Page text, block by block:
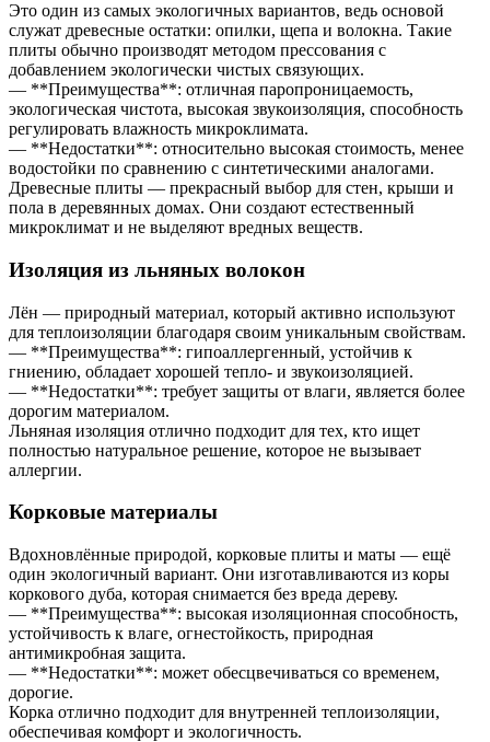
Это один из самых экологичных вариантов, ведь основой
служат древесные остатки: опилки, щепа и волокна. Такие
плиты обычно производят методом прессования с
добавлением экологически чистых связующих.
— **Преимущества**: отличная паропроницаемость,
экологическая чистота, высокая звукоизоляция, способность
регулировать влажность микроклимата.
— **Недостатки**: относительно высокая стоимость, менее
водостойки по сравнению с синтетическими аналогами.
Древесные плиты — прекрасный выбор для стен, крыши и
пола в деревянных домах. Они создают естественный
микроклимат и не выделяют вредных веществ.
Изоляция из льняных волокон
Лён — природный материал, который активно используют
для теплоизоляции благодаря своим уникальным свойствам.
— **Преимущества**: гипоаллергенный, устойчив к
гниению, обладает хорошей тепло- и звукоизоляцией.
— **Недостатки**: требует защиты от влаги, является более
дорогим материалом.
Льняная изоляция отлично подходит для тех, кто ищет
полностью натуральное решение, которое не вызывает
аллергии.
Корковые материалы
Вдохновлённые природой, корковые плиты и маты — ещё
один экологичный вариант. Они изготавливаются из коры
коркового дуба, которая снимается без вреда дереву.
— **Преимущества**: высокая изоляционная способность,
устойчивость к влаге, огнестойкость, природная
антимикробная защита.
— **Недостатки**: может обесцвечиваться со временем,
дорогие.
Корка отлично подходит для внутренней теплоизоляции,
обеспечивая комфорт и экологичность.